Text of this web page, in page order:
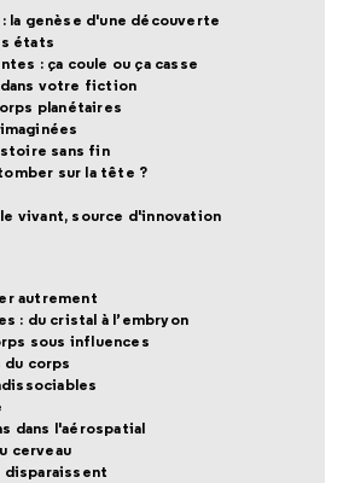
la genèse d'une découverte
états
: ça coule ou ça casse
votre fiction
planétaires
sans fin
sur la tête ?
vivant, source d'innovation
autrement
: du cristal à l’embryon
sous influences
corps
dans l'aérospatial
cerveau
disparaissent